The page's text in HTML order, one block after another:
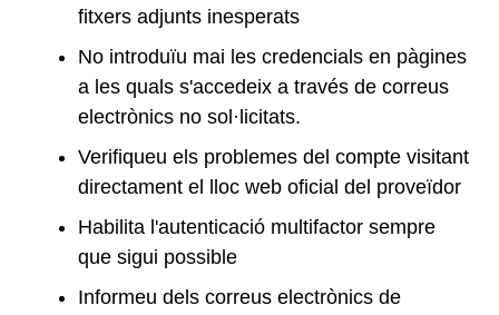
fitxers adjunts inesperats
No introduïu mai les credencials en pàgines
a les quals s'accedeix a través de correus
electrònics no sol·licitats.
Verifiqueu els problemes del compte visitant
directament el lloc web oficial del proveïdor
Habilita l'autenticació multifactor sempre
que sigui possible
Informeu dels correus electrònics de